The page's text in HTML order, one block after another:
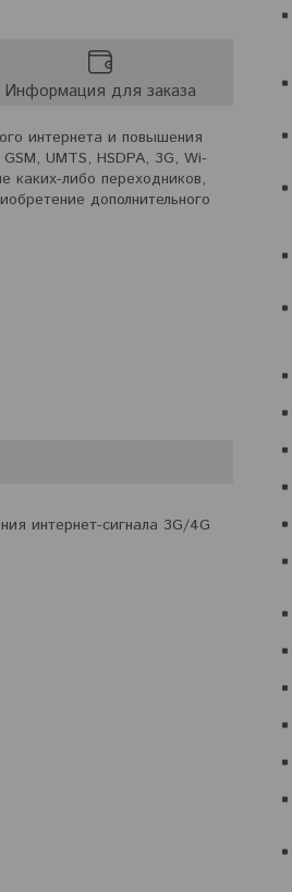
Информация для заказа
интернета и повышения
UMTS, HSDPA, 3G, Wi-
каких-либо переходников,
дополнительного
интернет-сигнала 3G/4G